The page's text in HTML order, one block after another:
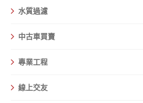
水質過濾
中古車買賣
專業工程
線上交友